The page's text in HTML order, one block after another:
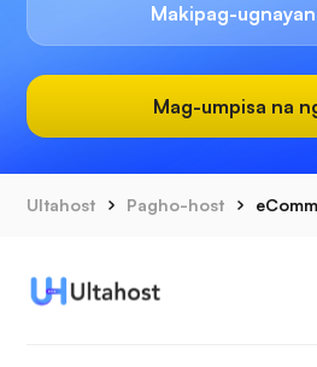
Makipag-
Mag-umpisa na
Ultahost Pagho-host